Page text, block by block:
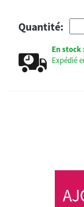
Quantité:
En stock :
Expédié